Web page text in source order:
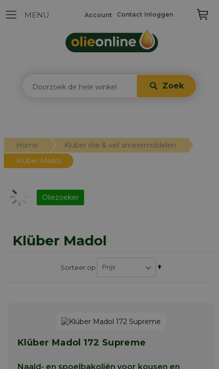
Zoek
Contact Inloggen
Account
Home
Klüber olie & vet smeermiddelen
Klüber Madol
Klüber Madol
Sorteer op
Van
Klüber Madol 172 Supreme
Naald- en spoelbakoliën voor kousen en
Oliezoeker